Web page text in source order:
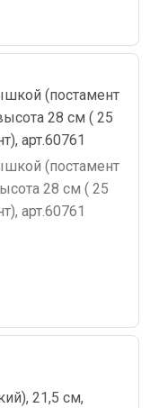
(постамент
28 см ( 25
арт.60761
(постамент
28 см ( 25
арт.60761
21,5 см,